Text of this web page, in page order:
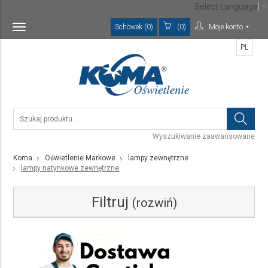
Toggle
navigation
Schowek (0) (0) Moje konto
Wyszukiwanie zaawansowane
PL
Koma Oświetlenie Markowe
lampy zewnętrzne
lampy natynkowe zewnętrzne
Filtruj (rozwiń)
Kategoria
Select Language